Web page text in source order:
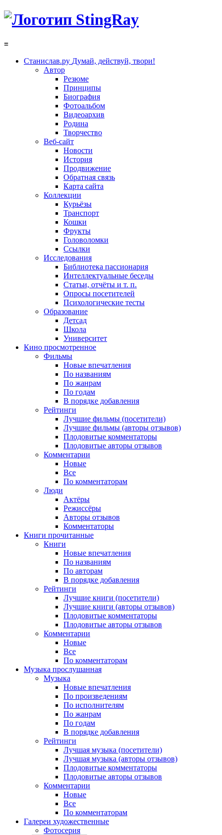
≡
Станислав.ру Думай, действуй, твори!
Автор
Резюме
Принципы
Биография
Фотоальбом
Видеоархив
Родина
Творчество
Веб-сайт
Новости
История
Продвижение
Обратная связь
Карта сайта
Коллекции
Курьёзы
Транспорт
Кошки
Фрукты
Головоломки
Ссылки
Исследования
Библиотека пассионария
Интеллектуальные беседы
Статьи, отчёты и т. п.
Опросы посетителей
Психологические тесты
Образование
Детсад
Школа
Университет
Кино просмотренное
Фильмы
Новые впечатления
По названиям
По жанрам
По годам
В порядке добавления
Рейтинги
Лучшие фильмы (посетители)
Лучшие фильмы (авторы отзывов)
Плодовитые комментаторы
Плодовитые авторы отзывов
Комментарии
Новые
Все
По комментаторам
Люди
Актёры
Режиссёры
Авторы отзывов
Комментаторы
Книги прочитанные
Книги
Новые впечатления
По названиям
По авторам
В порядке добавления
Рейтинги
Лучшие книги (посетители)
Лучшие книги (авторы отзывов)
Плодовитые комментаторы
Плодовитые авторы отзывов
Комментарии
Новые
Все
По комментаторам
Музыка прослушанная
Музыка
Новые впечатления
По произведениям
По исполнителям
По жанрам
По годам
В порядке добавления
Рейтинги
Лучшая музыка (посетители)
Лучшая музыка (авторы отзывов)
Плодовитые комментаторы
Плодовитые авторы отзывов
Комментарии
Новые
Все
По комментаторам
Галереи художественные
Фотосерия